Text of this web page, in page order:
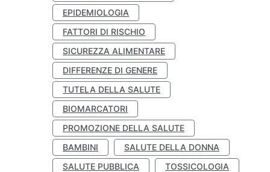
EPIDEMIOLOGIA
FATTORI DI RISCHIO
SICUREZZA ALIMENTARE
DIFFERENZE DI GENERE
TUTELA DELLA SALUTE
BIOMARCATORI
PROMOZIONE DELLA SALUTE
BAMBINI
SALUTE DELLA DONNA
SALUTE PUBBLICA
TOSSICOLOGIA